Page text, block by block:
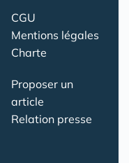
CGU
Mentions légales
Charte
Proposer un
article
Relation presse